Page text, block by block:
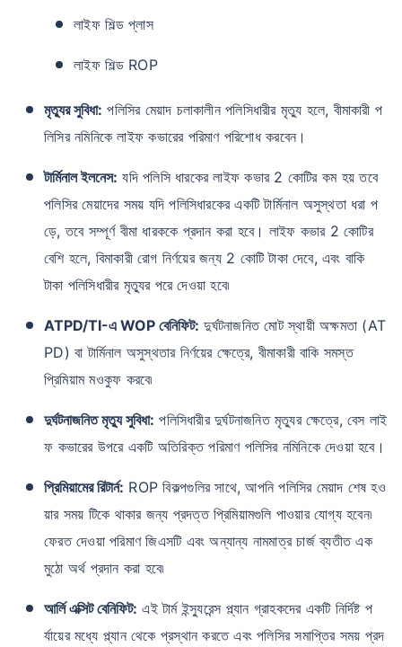
লাইফ শিল্ড প্লাস
লাইফ শিল্ড ROP
মৃত্যুর সুবিধা: পলিসির মেয়াদ চলাকালীন পলিসিধারীর মৃত্যু হলে, বীমাকারী প
লিসির নমিনিকে লাইফ কভারের পরিমাণ পরিশোধ করবেন।
টার্মিনাল ইলনেস: যদি পলিসি ধারকের লাইফ কভার 2 কোটির কম হয় তবে
পলিসির মেয়াদের সময় যদি পলিসিধারকের একটি টার্মিনাল অসুস্থতা ধরা প
ড়ে, তবে সম্পূর্ণ বীমা ধারককে প্রদান করা হবে। লাইফ কভার 2 কোটির
বেশি হলে, বিমাকারী রোগ নির্ণয়ের জন্য 2 কোটি টাকা দেবে, এবং বাকি
টাকা পলিসিধারীর মৃত্যুর পরে দেওয়া হবে৷
ATPD/TI-এ WOP বেনিফিট: দুর্ঘটনাজনিত মোট স্থায়ী অক্ষমতা (AT
PD) বা টার্মিনাল অসুস্থতার নির্ণয়ের ক্ষেত্রে, বীমাকারী বাকি সমস্ত
প্রিমিয়াম মওকুফ করবে৷
দুর্ঘটনাজনিত মৃত্যু সুবিধা: পলিসিধারীর দুর্ঘটনাজনিত মৃত্যুর ক্ষেত্রে, বেস লাই
ফ কভারের উপরে একটি অতিরিক্ত পরিমাণ পলিসির নমিনিকে দেওয়া হবে।
প্রিমিয়ামের রিটার্ন: ROP বিকল্পগুলির সাথে, আপনি পলিসির মেয়াদ শেষ হও
য়ার সময় টিকে থাকার জন্য প্রদত্ত প্রিমিয়ামগুলি পাওয়ার যোগ্য হবেন৷
ফেরত দেওয়া পরিমাণ জিএসটি এবং অন্যান্য নামমাত্র চার্জ ব্যতীত এক
মুঠো অর্থ প্রদান করা হবে৷
আর্লি এক্সিট বেনিফিট: এই টার্ম ইন্স্যুরেন্স প্ল্যান গ্রাহকদের একটি নির্দিষ্ট প
র্যায়ের মধ্যে প্ল্যান থেকে প্রস্থান করতে এবং পলিসির সমাপ্তির সময় প্রদ
বয়স কীভাবে টার্ম ইন্স্যুরেন্স
প্রিমিয়ামকে প্রভাবিত করে
₹ ৪৩৪/মাস*
৪৪ বছর